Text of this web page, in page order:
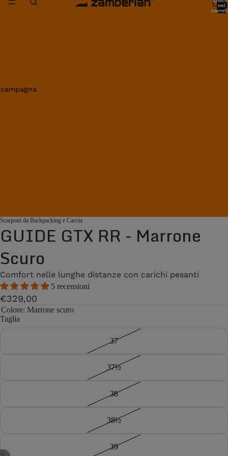
nel
Scarponi da Backpacking e Caccia
GUIDE GTX RR - Marrone
Scuro
Comfort nelle lunghe distanze con carichi pesanti
5 recensioni
€329,00
Colore: Marrone scuro
Taglia
37
37½
38
38½
39